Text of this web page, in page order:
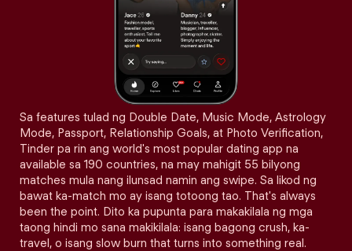
Sa features tulad ng Double Date, Music Mode, Astrology
Mode, Passport, Relationship Goals, at Photo Verification,
Tinder pa rin ang world's most popular dating app na
available sa 190 countries, na may mahigit 55 bilyong
matches mula nang ilunsad namin ang swipe. Sa likod ng
bawat ka-match mo ay isang totoong tao. That's always
been the point. Dito ka pupunta para makakilala ng mga
taong hindi mo sana makikilala: isang bagong crush, ka-
travel, o isang slow burn that turns into something real.